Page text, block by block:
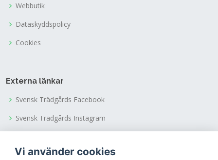
Webbutik
Dataskyddspolicy
Cookies
Externa länkar
Svensk Trädgårds Facebook
Svensk Trädgårds Instagram
Tusen Trädgårdars Facebook
Vi använder cookies